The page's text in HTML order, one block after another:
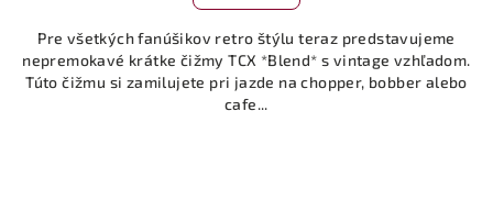
Pre všetkých fanúšikov retro štýlu teraz predstavujeme
nepremokavé krátke čižmy TCX *Blend* s vintage vzhľadom.
Túto čižmu si zamilujete pri jazde na chopper, bobber alebo
cafe...